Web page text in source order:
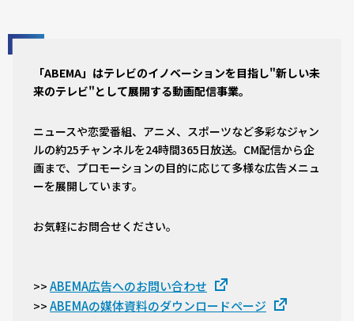
「ABEMA」はテレビのイノベーションを目指し"新しい未
来のテレビ"として展開する動画配信事業。
ニュースや恋愛番組、アニメ、スポーツなど多彩なジャン
ルの約25チャンネルを24時間365日放送。CM配信から企
画まで、プロモーションの目的に応じて多様な広告メニュ
ーを展開しています。
お気軽にお問合せください。
>> ABEMA広告へのお問い合わせ
>> ABEMAの媒体資料のダウンロードページ